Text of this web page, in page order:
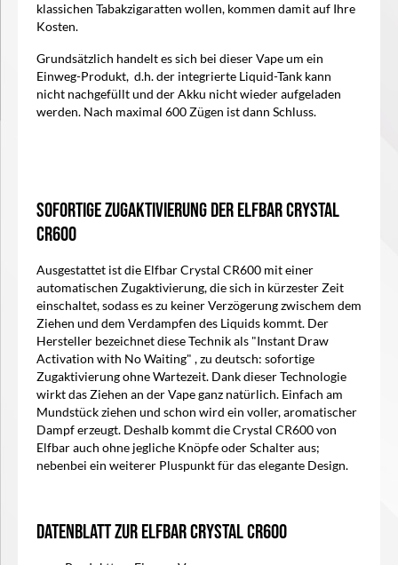
klassichen Tabakzigaratten wollen, kommen damit auf Ihre
Kosten.
Grundsätzlich handelt es sich bei dieser Vape um ein
Einweg-Produkt, d.h. der integrierte Liquid-Tank kann
nicht nachgefüllt und der Akku nicht wieder aufgeladen
werden. Nach maximal 600 Zügen ist dann Schluss.
Sofortige Zugaktivierung derElfbar Crystal
CR600
Ausgestattet ist die Elfbar Crystal CR600 mit einer
automatischen Zugaktivierung, die sich in kürzester Zeit
einschaltet, sodass es zu keiner Verzögerung zwischem dem
Ziehen und dem Verdampfen des Liquids kommt. Der
Hersteller bezeichnet diese Technik als "Instant Draw
Activation with No Waiting" , zu deutsch: sofortige
Zugaktivierung ohne Wartezeit. Dank dieser Technologie
wirkt das Ziehen an der Vape ganz natürlich. Einfach am
Mundstück ziehen und schon wird ein voller, aromatischer
Dampf erzeugt. Deshalb kommt dieCrystal CR600 von
Elfbarauch ohne jegliche Knöpfe oder Schalter aus;
nebenbei ein weiterer Pluspunkt für das elegante Design.
Datenblatt zurElfbar Crystal CR600